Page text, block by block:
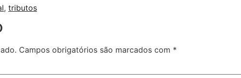
, tributos
Campos obrigatórios são marcados com *